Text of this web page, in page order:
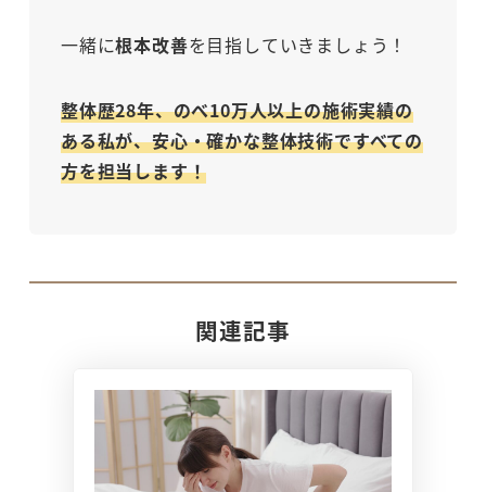
一緒に根本改善を目指していきましょう！
整体歴28年、のべ10万人以上の施術実績の
ある私が、安心・確かな整体技術ですべての
方を担当します！
関連記事